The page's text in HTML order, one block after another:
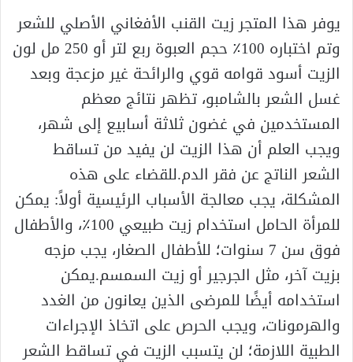
يوفر هذا المتجر زيت القنب الأفغاني الأصلي للشعر
وتم اختباره 100٪ حجم العبوة ربع لتر أو 250 مل لون
الزيت أسود قوامه قوي والرائحة غير مزعجة وبعد
غسل الشعر بالشامبو، تظهر نتائج معظم
المستخدمين في غضون ثلاثة أسابيع إلى شهر،
ويجب العلم أن هذا الزيت لن يفيد من تساقط
الشعر الناتج عن فقر الدم.للقضاء على هذه
المشكلة، يجب معالجة الأسباب الرئيسية أولاً: يمكن
للمرأة الحامل استخدام زيت طبيعي 100٪، والأطفال
فوق سن 7 سنوات؛ للأطفال الصغار، يجب مزجه
بزيت آخر، مثل الجرجير أو زيت السمسم.يمكن
استخدامه أيضًا للمرضى الذين يعانون من الغدد
والهرمونات، ويجب الحرص على اتخاذ الإجراءات
الطبية اللازمة؛ لن يتسبب الزيت في تساقط الشعر